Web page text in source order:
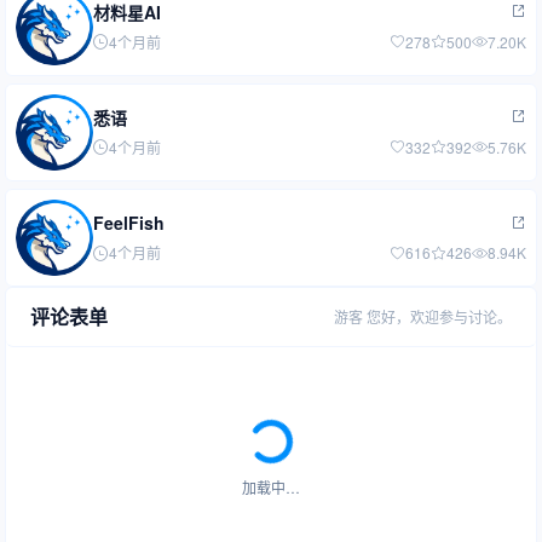
材料星AI
4个月前 278 500 7.20K
悉语
4个月前 332 392 5.76K
FeelFish
4个月前 616 426 8.94K
评论表单 游客 您好，欢迎参与讨论。
加载中…